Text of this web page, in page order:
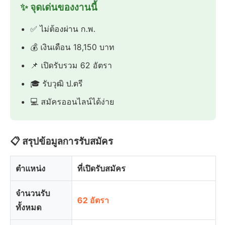
✨ จุดเด่นของงานนี้
✅ ไม่ต้องผ่าน ก.พ.
💰 เงินเดือน 18,150 บาท
📌 เปิดรับรวม 62 อัตรา
🎓 รับวุฒิ ป.ตรี
💻 สมัครออนไลน์ได้ง่าย
📋 สรุปข้อมูลการรับสมัคร
ตำแหน่ง ที่เปิดรับสมัคร
จำนวนรับ
ทั้งหมด
62 อัตรา